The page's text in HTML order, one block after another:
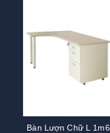
Bàn Lượn Chữ L 1m6